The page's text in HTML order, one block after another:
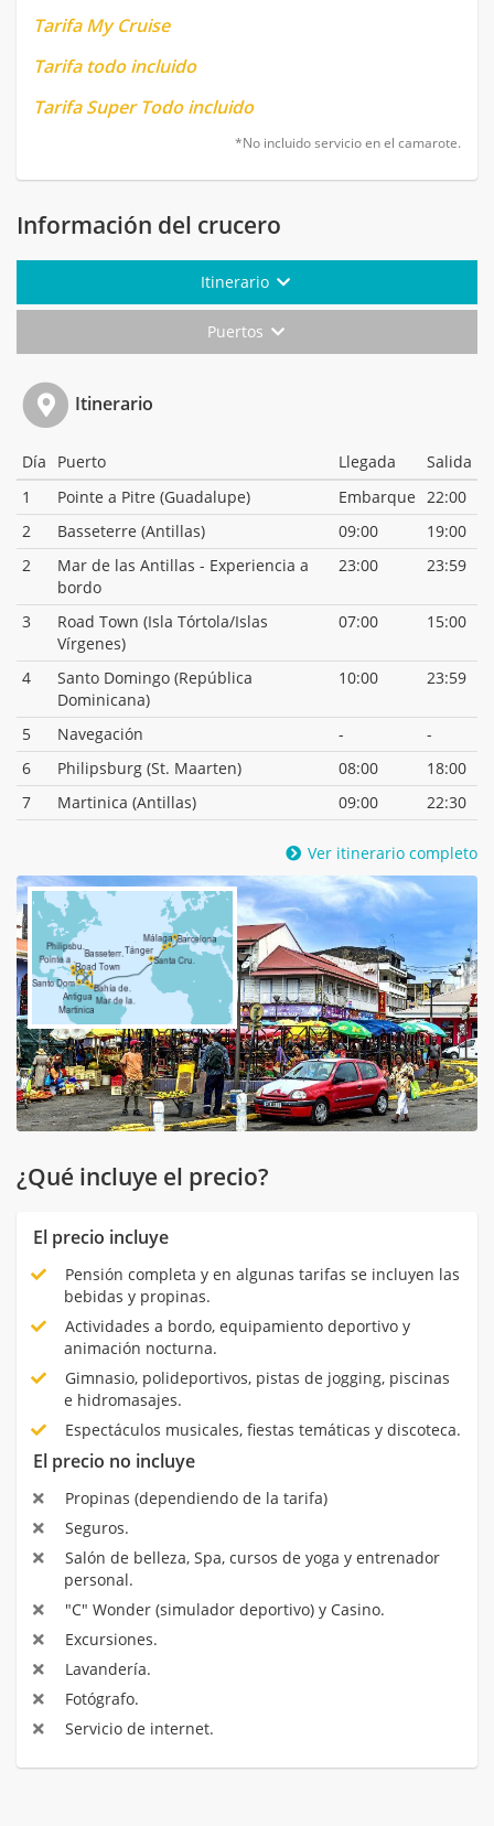
Tarifa My Cruise
Tarifa todo incluido
Tarifa Super Todo incluido
*No incluido servicio en el camarote.
Información del crucero
Itinerario
Puertos
Itinerario
Día Puerto Llegada
Salida
1
Pointe a Pitre (Guadalupe) Embarque 22:00
2
Basseterre (Antillas) 09:00
19:00
2
Mar de las Antillas - Experiencia a
bordo
23:00 23:59
3
Road Town (Isla Tórtola/Islas
Vírgenes)
07:00 15:00
4
Santo Domingo (República
Dominicana)
10:00 23:59
5 Navegación -
-
6
Philipsburg (St. Maarten) 08:00
18:00
7
Martinica (Antillas) 09:00 22:30
Ver itinerario completo
¿Qué incluye el precio?
El precio incluye
Pensión completa y en algunas tarifas se incluyen las
bebidas y propinas.
Actividades a bordo, equipamiento deportivo y
animación nocturna.
Gimnasio, polideportivos, pistas de jogging, piscinas
e hidromasajes.
Espectáculos musicales, fiestas temáticas y discoteca.
El precio no incluye
Propinas (dependiendo de la tarifa)
Seguros.
Salón de belleza, Spa, cursos de yoga y entrenador
personal.
"C" Wonder (simulador deportivo) y Casino.
Excursiones.
Lavandería.
Fotógrafo.
Servicio de internet.